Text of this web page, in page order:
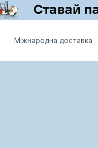
Міжнародна доставка